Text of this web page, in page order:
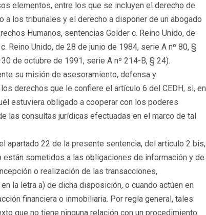
elementos, entre los que se incluyen el derecho de
los tribunales y el derecho a disponer de un abogado
Humanos, sentencias Golder c. Reino Unido, de
Reino Unido, de 28 de junio de 1984, serie A nº 80, §
de octubre de 1991, serie A nº 214-B, § 24).
su misión de asesoramiento, defensa y
derechos que le confiere el artículo 6 del CEDH, si, en
estuviera obligado a cooperar con los poderes
las consultas jurídicas efectuadas en el marco de tal
apartado 22 de la presente sentencia, del artículo 2 bis,
sometidos a las obligaciones de información y de
o realización de las transacciones,
la letra a) de dicha disposición, o cuando actúen en
financiera o inmobiliaria. Por regla general, tales
que no tiene ninguna relación con un procedimiento